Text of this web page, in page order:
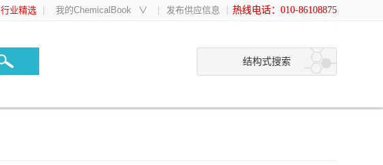
热线电话：010-86108875
行业精选 我的ChemicalBook ∨ 发布供应信息
结构式搜索